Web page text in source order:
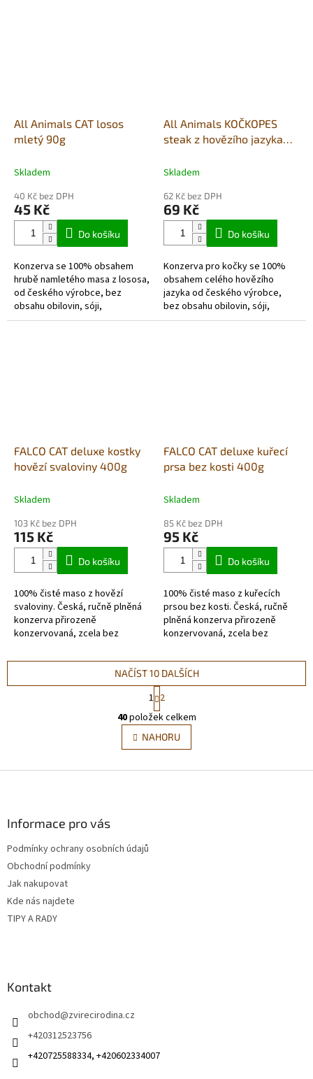
All Animals CAT losos
mletý 90g
Skladem
40 Kč bez DPH
45 Kč
Do košíku
Konzerva se 100% obsahem
hrubě namletého masa z lososa,
od českého výrobce, bez
obsahu obilovin, sóji,
dochucovadel a barviv.
All Animals KOČKOPES
steak z hovězího jazyka
Skladem
62 Kč bez DPH
69 Kč
Do košíku
Konzerva pro kočky se 100%
obsahem celého hovězího
jazyka od českého výrobce,
bez obsahu obilovin, sóji,
dochucovadel a barviv.
FALCO CAT deluxe kostky
hovězí svaloviny 400g
Skladem
103 Kč bez DPH
115 Kč
Do košíku
100% čisté maso z hovězí
svaloviny. Česká, ručně plněná
konzerva přirozeně
konzervovaná, zcela bez
Receptura sestavena přímo
FALCO CAT deluxe kuřecí
prsa bez kosti 400g
Skladem
85 Kč bez DPH
95 Kč
Do košíku
100% čisté maso z kuřecích
prsou bez kosti. Česká, ručně
plněná konzerva přirozeně
konzervovaná, zcela bez
Receptura sestavena přímo
veterinářem.
O
v
l
á
NAČÍST 10 DALŠÍCH
S
t
r
á
n
k
v
1 2
40položek celkem
NAHORU
Informace pro vás
Podmínky ochrany osobních údajů
Obchodní podmínky
Jak nakupovat
Kde nás najdete
TIPY A RADY
Kontakt
obchod@zvirecirodina.cz
+420312523756
+420725588334, +420602334007